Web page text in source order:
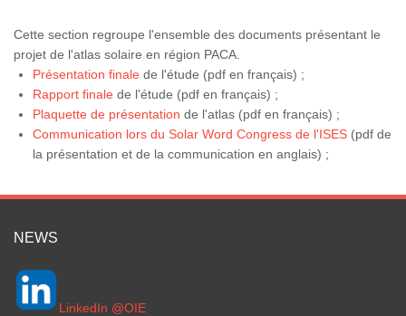
Cette section regroupe l'ensemble des documents présentant le
projet de l'atlas solaire en région PACA.
Présentation finale de l'étude (pdf en français) ;
Rapport finale de l'étude (pdf en français) ;
Plaquette de présentation de l'atlas (pdf en français) ;
Communication lors du Solar Word Congress de l'ISES (pdf de
la présentation et de la communication en anglais) ;
NEWS
LinkedIn @OIE